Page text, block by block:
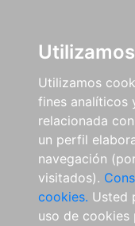
Utilizamos
fines analíticos
relacionada
un perfil
navegación
visitados).
cookies. Usted
uso de cookies